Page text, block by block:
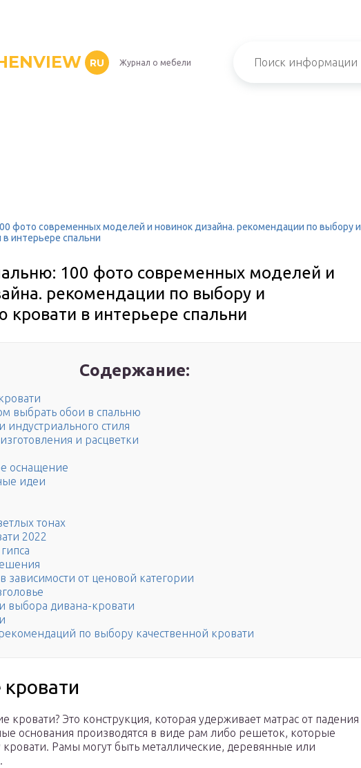
RU Журнал о мебели
фото современных моделей и новинок дизайна. рекомендации по выбору и
интерьере спальни
100 фото современных моделей и
рекомендации по выбору и
в интерьере спальни
Содержание:
выбрать обои в спальню
индустриального стиля
и расцветки
оснащение
идеи
тонах
2022
зависимости от ценовой категории
выбора дивана-кровати
по выбору качественной кровати
кровати? Это конструкция, которая удерживает матрас от падения
основания производятся в виде рам либо решеток, которые
кровати. Рамы могут быть металлические, деревянные или